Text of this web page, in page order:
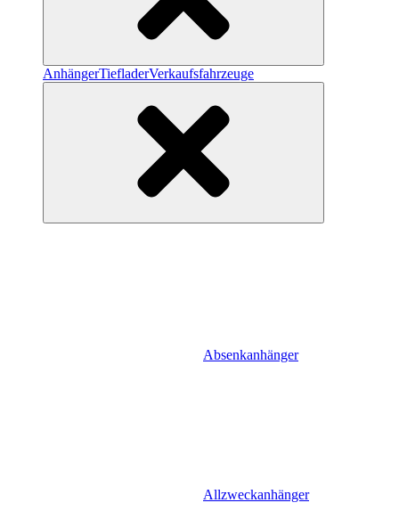
AnhängerTiefladerVerkaufsfahrzeuge
Absenkanhänger
Allzweckanhänger